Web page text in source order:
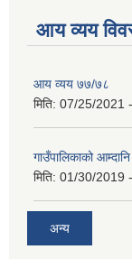
आय व्यय
आय व्यय ७७/७८
मिति: 07/25/2021
गाउँपालिकाको
मिति: 01/30/2019
अन्य